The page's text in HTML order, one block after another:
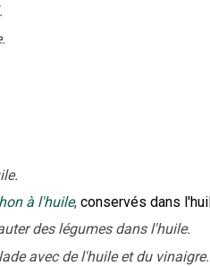
à l'huile, conservés dans
des légumes dans l'huile.
avec de l'huile et du vinaigre.